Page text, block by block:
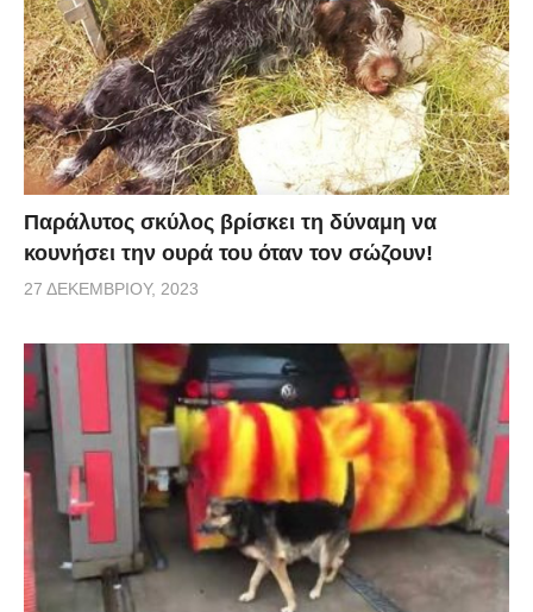
Παράλυτος σκύλος βρίσκει τη δύναμη να
κουνήσει την ουρά του όταν τον σώζουν!
27 ΔΕΚΕΜΒΡΊΟΥ, 2023